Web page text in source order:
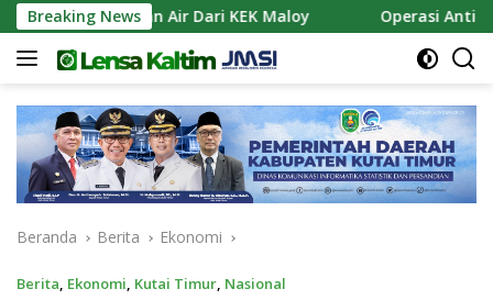
Langsung
ke
konten
Breaking News
Pasokan Air Dari KEK Maloy Operasi Antik
Beranda Berita Ekonomi
Berita, Ekonomi, Kutai Timur, Nasional